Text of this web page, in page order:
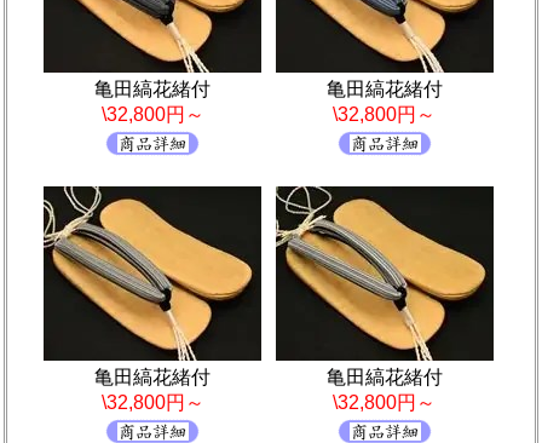
亀田縞花緒付
\32,800円～
亀田縞花緒付
\32,800円～
亀田縞花緒付
\32,800円～
亀田縞花緒付
\32,800円～